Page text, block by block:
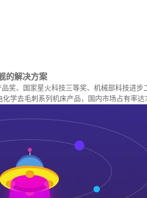
的解决方案
奖、国家星火科技三等奖、机械部科技进
学去毛刺系列机床产品，国内市场占有率达